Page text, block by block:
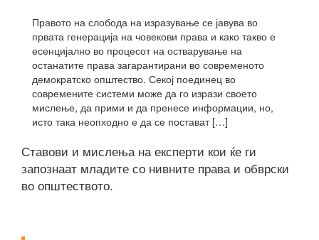
Правото на слобода на изразување се јавува во
првата генерација на човекови права и како такво е
есенцијално во процесот на остварување на
останатите права загарантирани во современото
демократско општество. Секој поединец во
современите системи може да го изрази своето
мислење, да прими и да пренесе информации, но,
исто така неопходно е да се постават […]
Ставови и мислења на експерти кои ќе ги
запознаат младите со нивните права и обврски
во општеството.